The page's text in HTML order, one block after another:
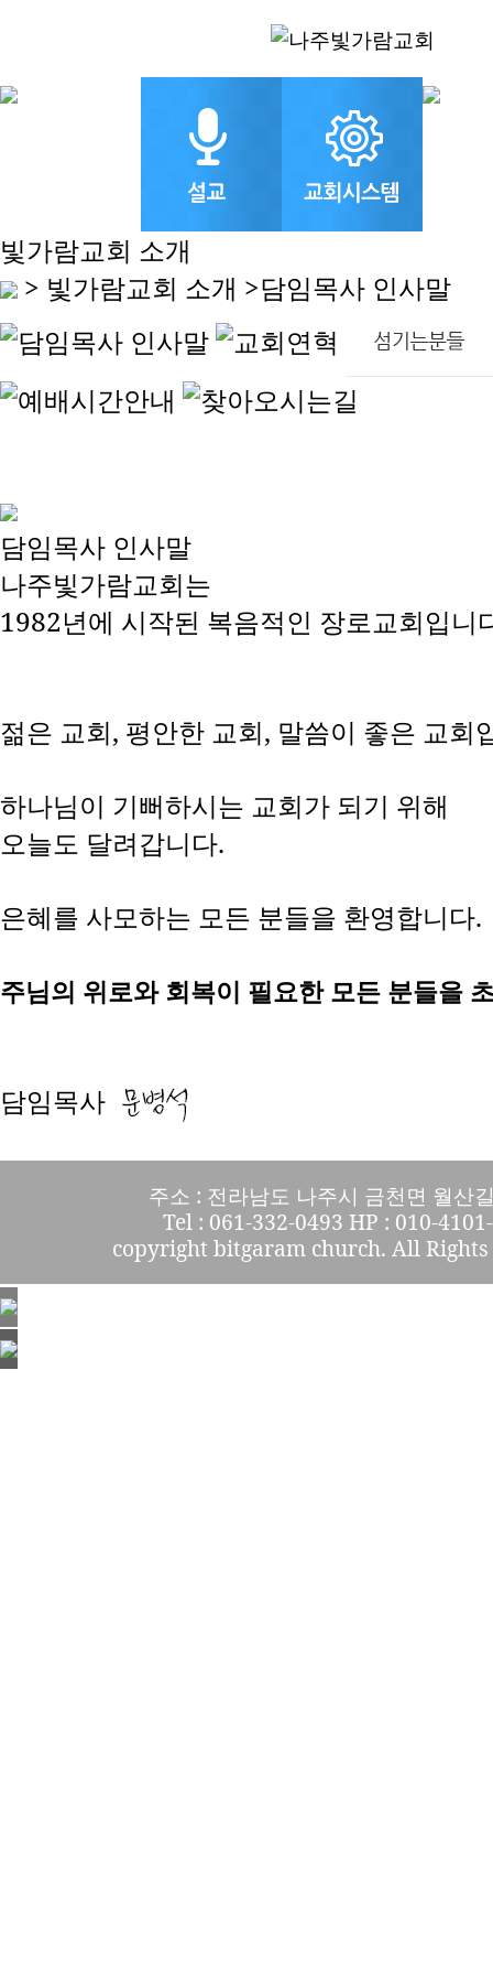
빛가람교회 소개
> 빛가람교회 소개 >담임목사 인사말
담임목사 인사말
나주빛가람교회는
1982년에 시작된 복음적인 장로교회입니
젊은 교회, 평안한 교회, 말씀이 좋은 교회
하나님이 기뻐하시는 교회가 되기 위해
오늘도 달려갑니다.
은혜를 사모하는 모든 분들을 환영합니다.
주님의 위로와 회복이 필요한 모든 분들을
담임목사
주소 : 전라남도 나주시 금천면 월산
Tel : 061-332-0493 HP : 010-
copyright bitgaram church. All Rights